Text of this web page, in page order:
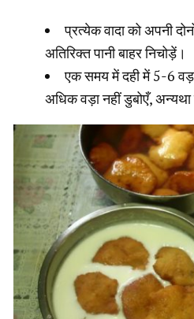
प्रत्येक वादा को अपनी
अतिरिक्त पानी बाहर निचोड़ें।
एक समय में दही में 5-6
अधिक वड़ा नहीं डुबोएँ,